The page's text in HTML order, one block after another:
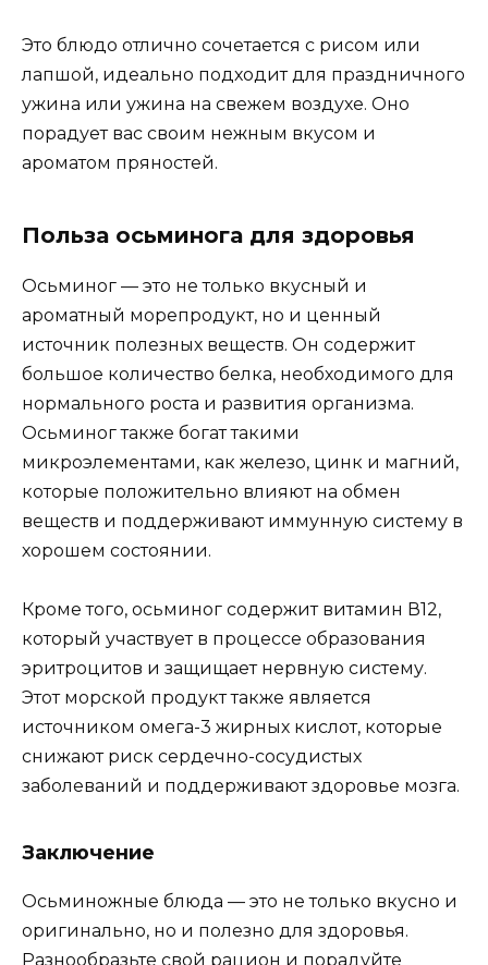
Это блюдо отлично сочетается с рисом или
лапшой, идеально подходит для праздничного
ужина или ужина на свежем воздухе. Оно
порадует вас своим нежным вкусом и
ароматом пряностей.
Польза осьминога для здоровья
Осьминог — это не только вкусный и
ароматный морепродукт, но и ценный
источник полезных веществ. Он содержит
большое количество белка, необходимого для
нормального роста и развития организма.
Осьминог также богат такими
микроэлементами, как железо, цинк и магний,
которые положительно влияют на обмен
веществ и поддерживают иммунную систему в
хорошем состоянии.
Кроме того, осьминог содержит витамин В12,
который участвует в процессе образования
эритроцитов и защищает нервную систему.
Этот морской продукт также является
источником омега-3 жирных кислот, которые
снижают риск сердечно-сосудистых
заболеваний и поддерживают здоровье мозга.
Заключение
Осьминожные блюда — это не только вкусно и
оригинально, но и полезно для здоровья.
Разнообразьте свой рацион и порадуйте